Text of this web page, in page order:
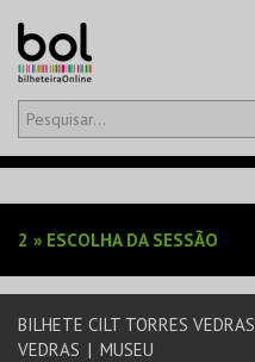
Olá,iniciar sessão
EVENTOS
CARTÕES
2 » ESCOLHA DA SESSÃO
BILHETE CILT TORRES VEDRAS
VEDRAS | MUSEU